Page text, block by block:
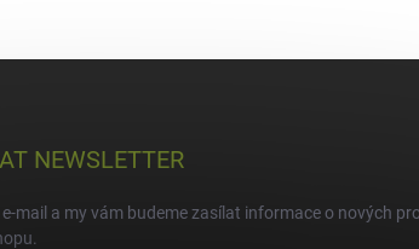
NEWSLETTER
mail a my vám budeme zasílat informace o nových